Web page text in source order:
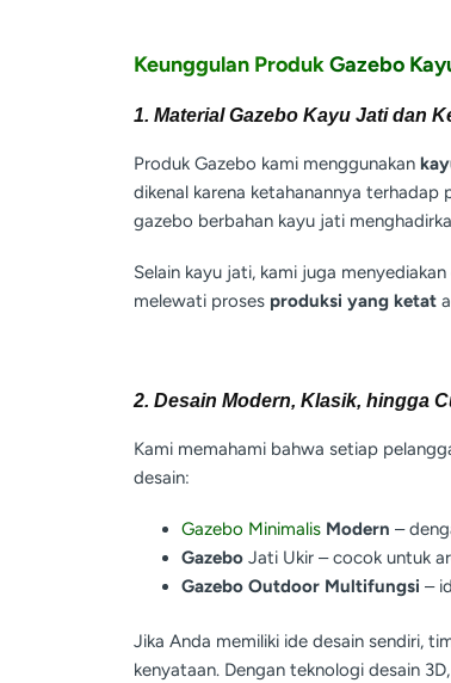
Keunggulan ProdukGazebo
1. Material Gazebo Kayu Jati dan
Produk Gazebo kami menggunakan
dikenal karena ketahanannya terhadap
gazebo berbahan kayu jati
Selain kayu jati, kami juga
melewati proses produksi yang ketat
2. Desain Modern, Klasik, hingga
Kami memahami bahwa setiap
desain:
Gazebo Minimalis Modern –
Gazebo Jati Ukir – cocok untuk
Gazebo Outdoor Multifungsi –
Jika Anda memiliki ide desain sendiri,
kenyataan. Dengan teknologi desain